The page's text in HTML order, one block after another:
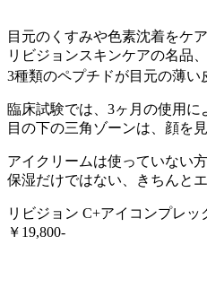
目元のくすみや色素沈着をケ
リビジョンスキンケアの名品
3種類のペプチドが目元の薄い
臨床試験では、3ヶ月の使用に
目の下の三角ゾーンは、顔を
アイクリームは使っていない
保湿だけではない、きちんと
リビジョン C+アイコンプレッ
￥19,800-